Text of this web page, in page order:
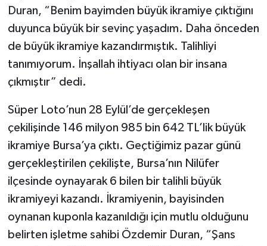
Duran, “Benim bayimden büyük ikramiye çıktığını
duyunca büyük bir sevinç yaşadım. Daha önceden
de büyük ikramiye kazandırmıştık. Talihliyi
tanımıyorum. İnşallah ihtiyacı olan bir insana
çıkmıştır” dedi.
Süper Loto’nun 28 Eylül’de gerçekleşen
çekilişinde 146 milyon 985 bin 642 TL’lik büyük
ikramiye Bursa’ya çıktı. Geçtiğimiz pazar günü
gerçekleştirilen çekilişte, Bursa’nın Nilüfer
ilçesinde oynayarak 6 bilen bir talihli büyük
ikramiyeyi kazandı. İkramiyenin, bayisinden
oynanan kuponla kazanıldığı için mutlu olduğunu
belirten işletme sahibi Özdemir Duran, “Şans
Sağlık
Son Dakika
Yaşam
Yerel
AboneHaber Özel